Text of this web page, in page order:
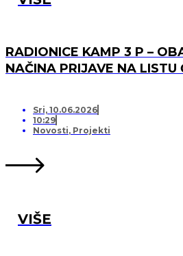
RADIONICE KAMP 3 P –
NAČINA PRIJAVE NA LISTU
Sri, 10.06.2026
10:29
Novosti, Projekti
VIŠE